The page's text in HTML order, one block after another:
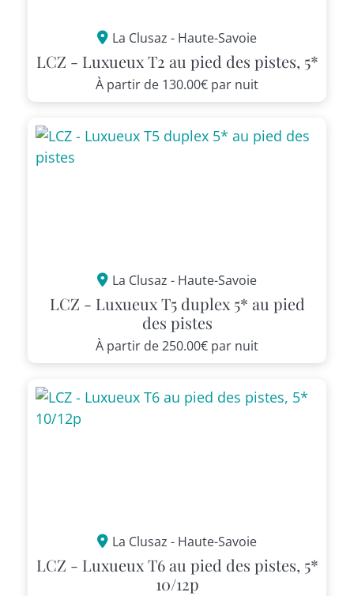
La Clusaz - Haute-Savoie
LCZ - Luxueux T2 au pied des pistes, 5*
À partir de 130.00€ par nuit
La Clusaz - Haute-Savoie
LCZ - Luxueux T5 duplex 5* au pied
des pistes
À partir de250.00€ par nuit
La Clusaz - Haute-Savoie
LCZ - Luxueux T6 au pied des pistes, 5*
10/12p